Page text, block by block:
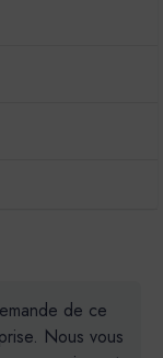
de ce
Nous vous